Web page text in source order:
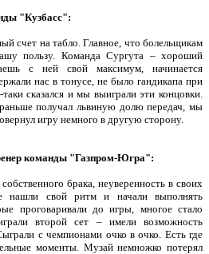
"Кузбасс":
счет на табло. Главное, что болельщикам
пользу. Команда Сургута – хороший
с ней свой максимум, начинается
нас в тонусе, не было гандикапа при
сказался и мы выиграли эти концовки.
получал львиную долю передач, мы
игру немного в другую сторону.
команды "Газпром-Югра":
брака, неуверенность в своих
нашли свой ритм и начали выполнять
проговаривали до игры, многое стало
второй сет – имели возможность
с чемпионами очко в очко. Есть где
моменты. Музай немножко потерял